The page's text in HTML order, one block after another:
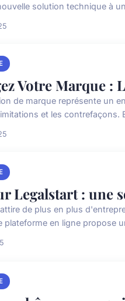
solution technique à
Votre Marque :
de marque représente un
et les contrefaçons.
Legalstart : une
de plus en plus
plateforme en ligne propose